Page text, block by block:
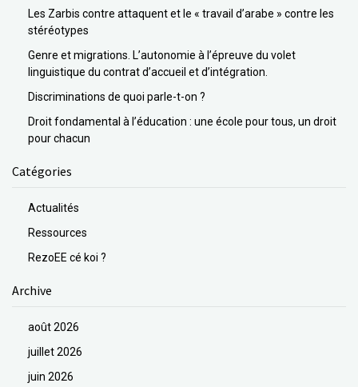
Les Zarbis contre attaquent et le « travail d’arabe » contre les
stéréotypes
Genre et migrations. L’autonomie à l’épreuve du volet
linguistique du contrat d’accueil et d’intégration.
Discriminations de quoi parle-t-on ?
Droit fondamental à l’éducation : une école pour tous, un droit
pour chacun
Catégories
Actualités
Ressources
RezoEE cé koi ?
Archive
août 2026
juillet 2026
juin 2026